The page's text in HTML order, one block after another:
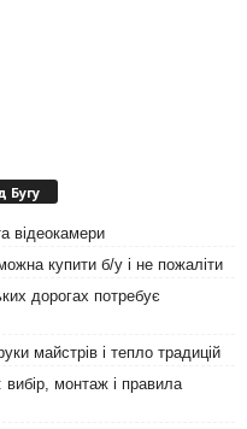
Бугу
відеокамери
купити б/у і не пожаліти
дорогах потребує
майстрів і тепло традицій
вибір, монтаж і правила